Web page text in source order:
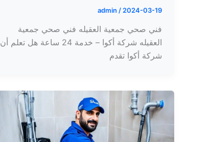
admin / 2024-03-19
فني صحي جمعية العقيله فني صحي جمعية
العقيله شركة أكوا – خدمة 24 ساعة هل تعلم أن
شركة أكوا تقدم